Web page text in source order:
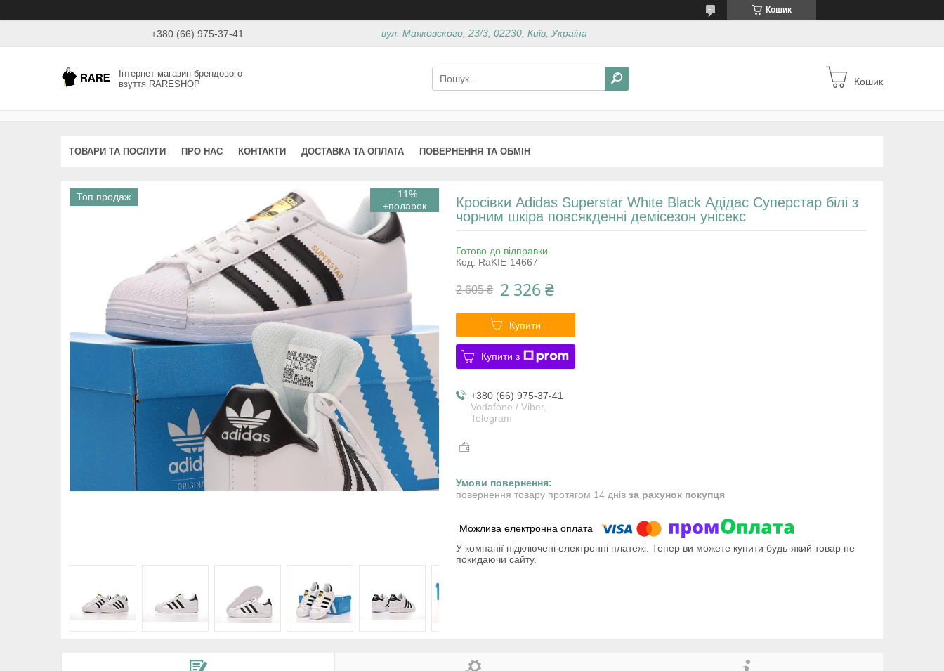
Кошик
+380 (66) 975-37-41 вул. Маяковского, 23/3, 02230, Київ, Україна
Інтернет-магазин брендового
взуття RARESHOP
Кошик
ТОВАРИ ТА ПОСЛУГИ ПРО НАС КОНТАКТИ ДОСТАВКА ТА ОПЛАТА ПОВЕРНЕННЯ ТА ОБМІН
Топ продаж –11%
Кросівки Adidas Superstar White Black Адідас Суперстар білі з
чорним шкіра повсякденні демісезон унісекс
Готово до відправки
Код: RaKIE-14667
2 605 ₴ 2 326 ₴
Купити
Купити з
+380 (66) 975-37-41
Vodafone / Viber,
Telegram
повернення товару протягом 14 днів за рахунок покупця
У компанії підключені електронні платежі. Тепер ви можете купити будь-який товар не
покидаючи сайту.